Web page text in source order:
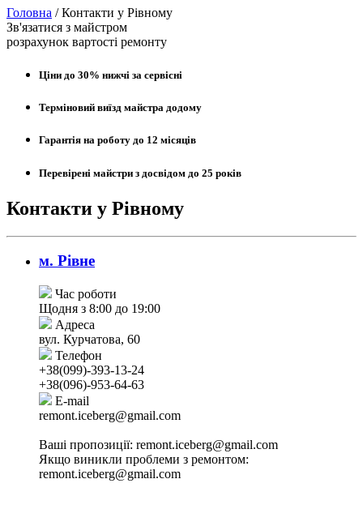
Головна /Контакти у Рівному
Зв'язатися з майстром
розрахунок вартості ремонту
Ціни до 30% нижчі за сервісні
Терміновий виїзд майстра додому
Гарантія на роботу до 12 місяців
Перевірені майстри з досвідом до 25 років
Контакти у Рівному
м. Рівне
Час роботи
Щодня з 8:00 до 19:00
Адреса
вул. Курчатова, 60
Телефон
+38(099)-393-13-24
+38(096)-953-64-63
E-mail
remont.iceberg@gmail.com
Ваші пропозиції: remont.iceberg@gmail.com
Якщо виникли проблеми з ремонтом:
remont.iceberg@gmail.com